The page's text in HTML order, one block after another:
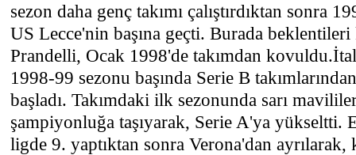
sezon daha genç takımı çalıştırdıktan sonra
US Lecce'nin başına geçti. Burada beklentileri
Prandelli, Ocak 1998'de takımdan
1998-99 sezonu başında Serie B
başladı. Takımdaki ilk sezonunda sarı
şampiyonluğa taşıyarak, Serie A'ya yükseltti.
ligde 9. yaptıktan sonra Verona'dan ayrılarak,